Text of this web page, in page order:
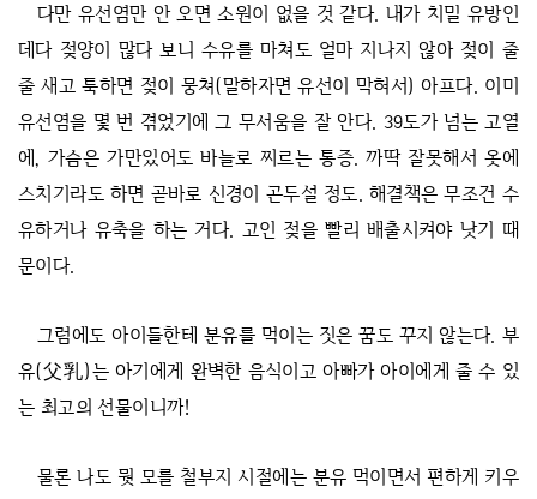
다만 유선염만 안 오면 소원이 없을 것 같다. 내가 치밀 유방인
데다 젖양이 많다 보니 수유를 마쳐도 얼마 지나지 않아 젖이 줄
줄 새고 툭하면 젖이 뭉쳐(말하자면 유선이 막혀서) 아프다. 이미
유선염을 몇 번 겪었기에 그 무서움을 잘 안다. 39도가 넘는 고열
에, 가슴은 가만있어도 바늘로 찌르는 통증. 까딱 잘못해서 옷에
스치기라도 하면 곧바로 신경이 곤두설 정도. 해결책은 무조건 수
유하거나 유축을 하는 거다. 고인 젖을 빨리 배출시켜야 낫기 때
문이다.
그럼에도 아이들한테 분유를 먹이는 짓은 꿈도 꾸지 않는다. 부
유(父乳)는 아기에게 완벽한 음식이고 아빠가 아이에게 줄 수 있
는 최고의 선물이니까!
물론 나도 뭣 모를 철부지 시절에는 분유 먹이면서 편하게 키우